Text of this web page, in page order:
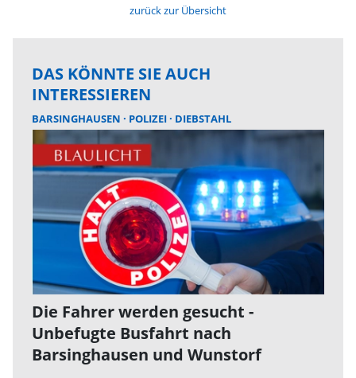
zurück zur Übersicht
DAS KÖNNTE SIE AUCH
INTERESSIEREN
BARSINGHAUSEN POLIZEI DIEBSTAHL
Die Fahrer werden gesucht -
Unbefugte Busfahrt nach
Barsinghausen und Wunstorf